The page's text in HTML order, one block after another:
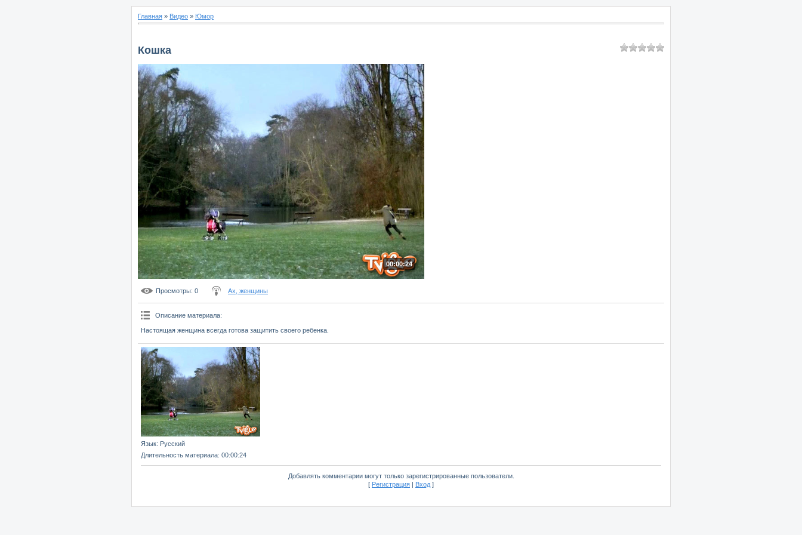
Главная » Видео » Юмор
Кошка
00:00:24
Просмотры: 0 Ах, женщины
Описание материала:
Настоящая женщина всегда готова защитить своего ребенка.
Язык: Русский
Длительность материала: 00:00:24
Добавлять комментарии могут только зарегистрированные пользователи.
[ Регистрация | Вход ]